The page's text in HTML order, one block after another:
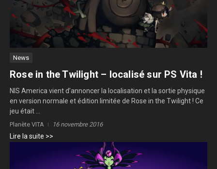
News
Rose in the Twilight – localisé sur PS Vita !
NIS America vient d’annoncer la localisation et la sortie physique
en version normale et édition limitée de Rose in the Twilight ! Ce
jeu était ...
Planète VITA 16 novembre 2016
Lire la suite >>